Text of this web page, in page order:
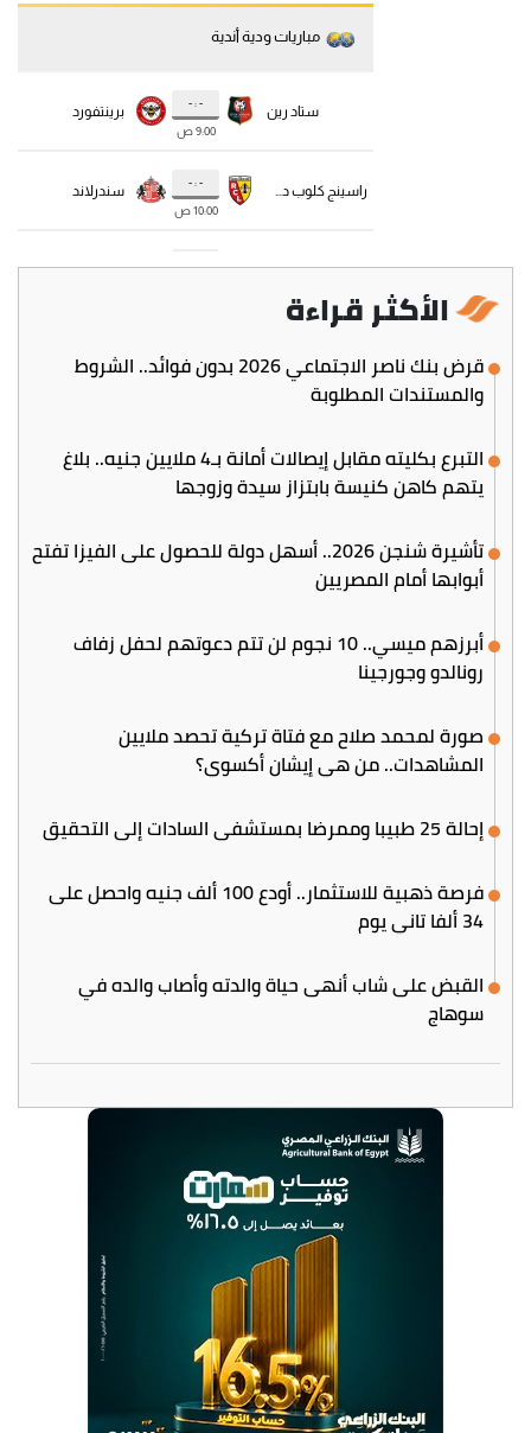
الأكثر قراءة
قرض بنك ناصر الاجتماعي 2026 بدون فوائد.. الشروط
والمستندات المطلوبة
التبرع بكليته مقابل إيصالات أمانة بـ4 ملايين جنيه.. بلاغ
يتهم كاهن كنيسة بابتزاز سيدة وزوجها
تأشيرة شنجن 2026.. أسهل دولة للحصول على الفيزا تفتح
أبوابها أمام المصريين
أبرزهم ميسي.. 10 نجوم لن تتم دعوتهم لحفل زفاف
رونالدو وجورجينا
صورة لمحمد صلاح مع فتاة تركية تحصد ملايين
المشاهدات.. من هي إيشان أكسوي؟
إحالة 25 طبيبا وممرضا بمستشفى السادات إلى التحقيق
فرصة ذهبية للاستثمار.. أودع 100 ألف جنيه واحصل على
34 ألفا تاني يوم
القبض على شاب أنهى حياة والدته وأصاب والده في
سوهاج